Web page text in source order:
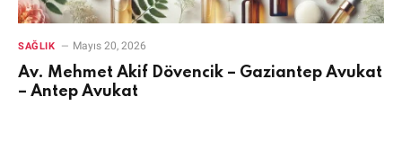
SAĞLIK Mayıs 20, 2026
Av. Mehmet Akif Dövencik – Gaziantep Avukat
– Antep Avukat